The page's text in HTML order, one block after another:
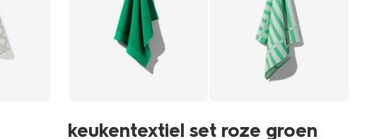
keukentextiel set roze groen